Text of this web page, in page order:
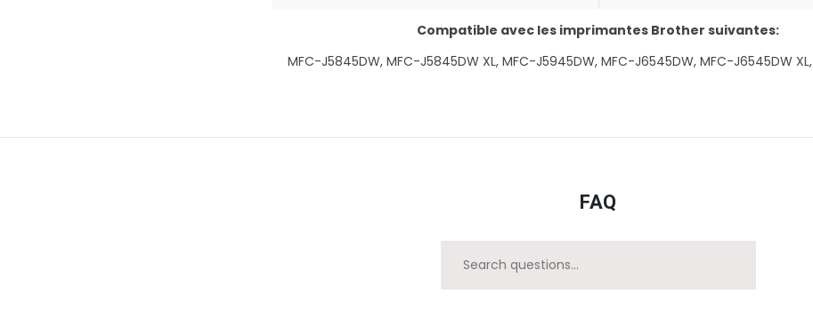
Compatible avec les imprimantes Brother suivantes:
MFC-J5845DW, MFC-J5845DW XL, MFC-J5945DW, MFC-J6545DW, MFC-J6545DW XL,
FAQ